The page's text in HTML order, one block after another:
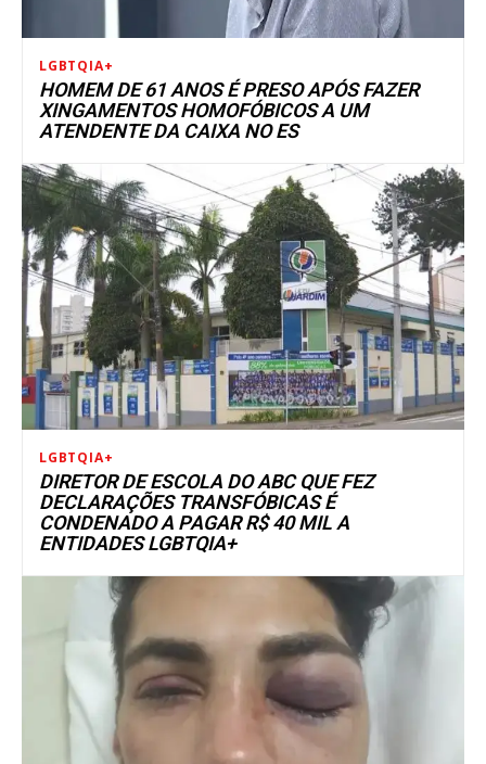
LGBTQIA+
HOMEM DE 61 ANOS É PRESO APÓS FAZER
XINGAMENTOS HOMOFÓBICOS A UM
ATENDENTE DA CAIXA NO ES
LGBTQIA+
DIRETOR DE ESCOLA DO ABC QUE FEZ
DECLARAÇÕES TRANSFÓBICAS É
CONDENADO A PAGAR R$ 40 MIL A
ENTIDADES LGBTQIA+